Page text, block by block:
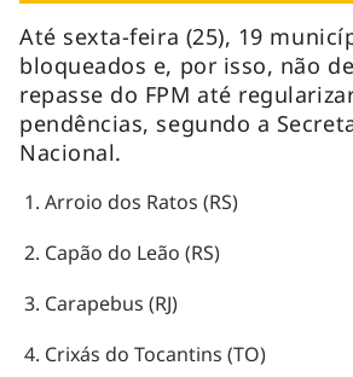
Até sexta-feira (25), 19
bloqueados e, por isso, não
repasse do FPM até
pendências, segundo a
Nacional.
Arroio dos Ratos (RS)
Capão do Leão (RS)
Carapebus (RJ)
Crixás do Tocantins (TO)